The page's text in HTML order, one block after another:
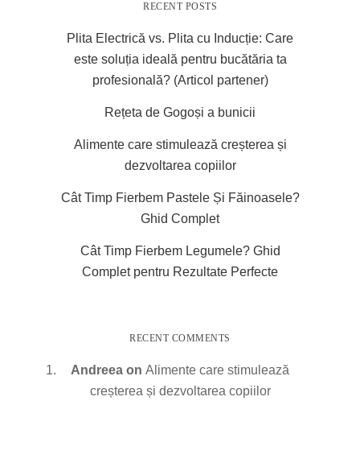
RECENT POSTS
Plita Electrică vs. Plita cu Inducție: Care
este soluția ideală pentru bucătăria ta
profesională? (Articol partener)
Rețeta de Gogoși a bunicii
Alimente care stimulează creșterea și
dezvoltarea copiilor
Cât Timp Fierbem Pastele Și Făinoasele?
Ghid Complet
Cât Timp Fierbem Legumele? Ghid
Complet pentru Rezultate Perfecte
RECENT COMMENTS
Andreea on Alimente care stimulează
creșterea și dezvoltarea copiilor